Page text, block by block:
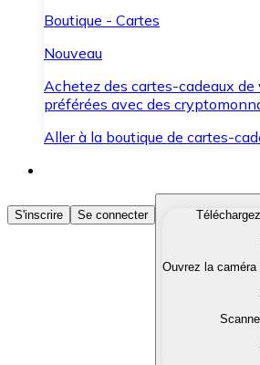
Boutique - Cartes
Nouveau
Achetez des cartes-cadeaux de
préférées avec des
Aller à la boutique de cartes-
Acheter des Cryptomonnaies
Achetez les cryptomonnaies
Convertissez vos
S'inscrire Se connecter
Ouvrez la caméra